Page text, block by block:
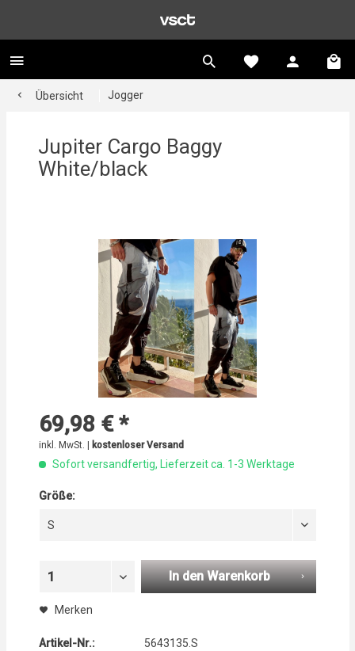
Übersicht Jogger
Jupiter Cargo Baggy
White/black
69,98 € *
inkl. MwSt. | kostenloser Versand
Sofort versandfertig, Lieferzeit ca. 1-3 Werktage
Größe:
S
1 In den Warenkorb
Merken
Artikel-Nr.:
5643135.S